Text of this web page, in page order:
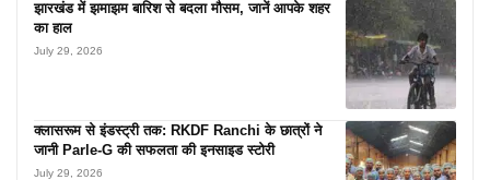
झारखंड में झमाझम बारिश से बदला मौसम, जानें आपके शहर
का हाल
July 29, 2026
क्लासरूम से इंडस्ट्री तक: RKDF Ranchi के छात्रों ने
जानी Parle-G की सफलता की इनसाइड स्टोरी
July 29, 2026